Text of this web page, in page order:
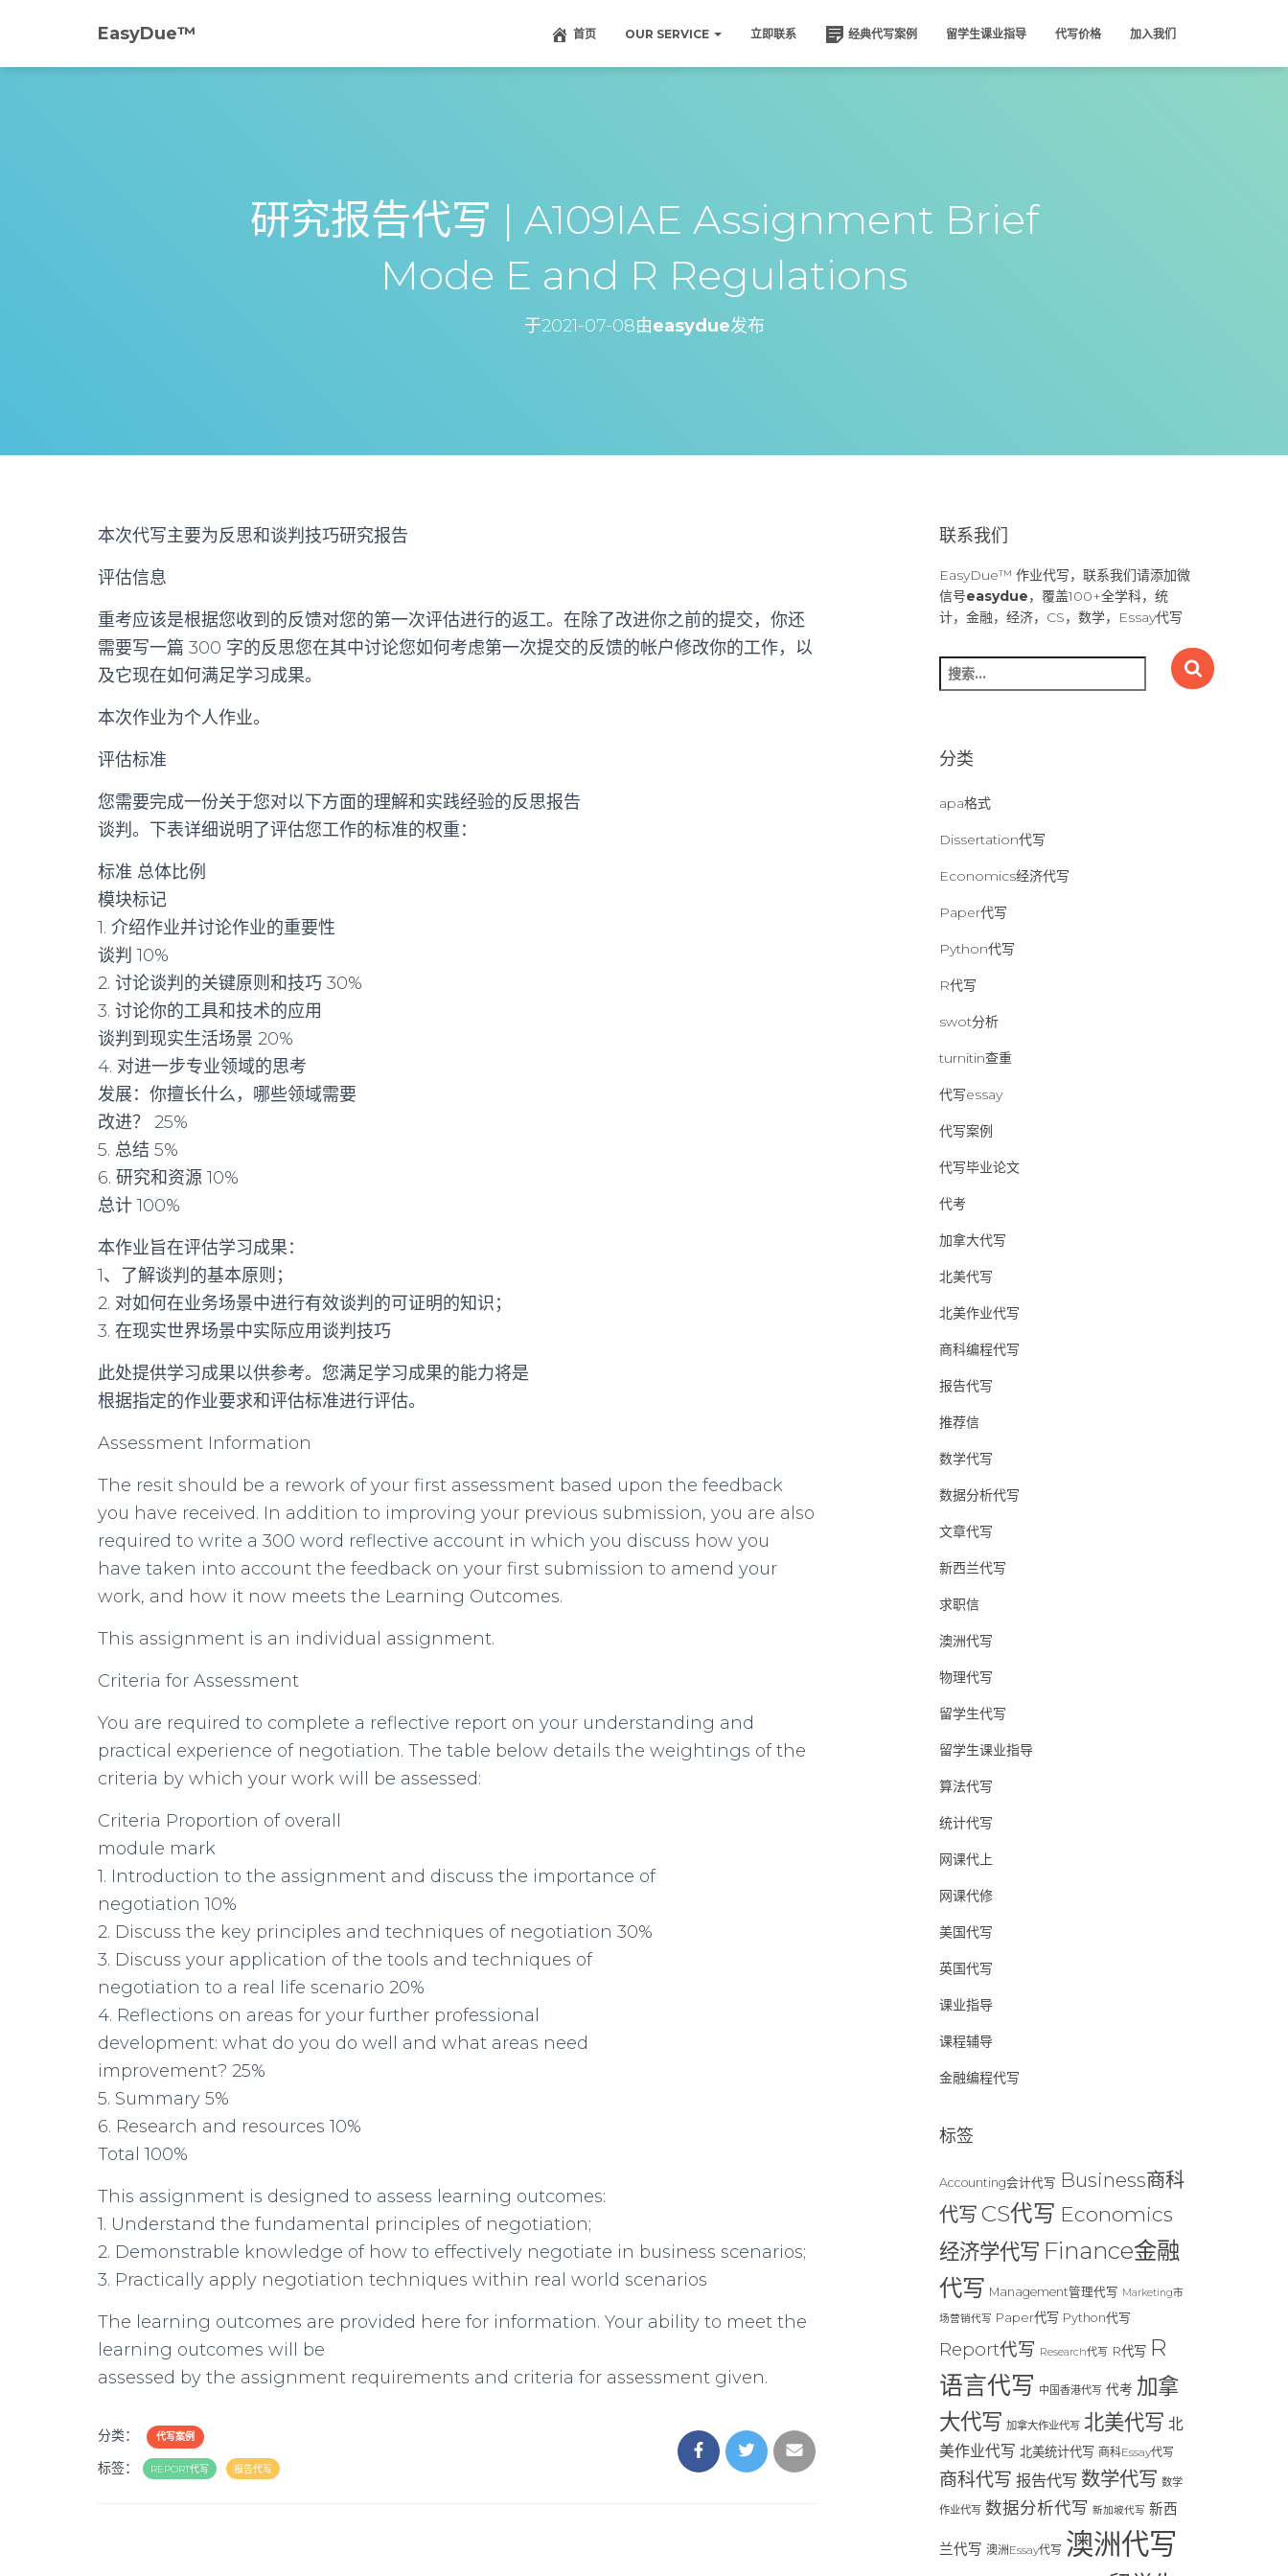
EasyDue™️ 首页 OUR SERVICE 立即联系 经典代写案例 留学生课业指导 代写价格 加入我们
研究报告代写 | A109IAE Assignment Brief
Mode E and R Regulations
于2021-07-08由easydue发布
本次代写主要为反思和谈判技巧研究报告
评估信息
重考应该是根据您收到的反馈对您的第一次评估进行的返工。在除了改进你之前的提交，你还
需要写一篇 300 字的反思您在其中讨论您如何考虑第一次提交的反馈的帐户修改你的工作，以
及它现在如何满足学习成果。
本次作业为个人作业。
评估标准
您需要完成一份关于您对以下方面的理解和实践经验的反思报告
谈判。下表详细说明了评估您工作的标准的权重：
标准 总体比例
模块标记
1. 介绍作业并讨论作业的重要性
谈判 10%
2. 讨论谈判的关键原则和技巧 30%
3. 讨论你的工具和技术的应用
谈判到现实生活场景 20%
4. 对进一步专业领域的思考
发展：你擅长什么，哪些领域需要
改进？ 25%
5. 总结 5%
6. 研究和资源 10%
总计 100%
本作业旨在评估学习成果：
1、了解谈判的基本原则；
2. 对如何在业务场景中进行有效谈判的可证明的知识；
3. 在现实世界场景中实际应用谈判技巧
此处提供学习成果以供参考。您满足学习成果的能力将是
根据指定的作业要求和评估标准进行评估。
Assessment Information
The resit should be a rework of your first assessment based upon the feedback
you have received. In addition to improving your previous submission, you are also
required to write a 300 word reflective account in which you discuss how you
have taken into account the feedback on your first submission to amend your
work, and how it now meets the Learning Outcomes.
This assignment is an individual assignment.
Criteria for Assessment
You are required to complete a reflective report on your understanding and
practical experience of negotiation. The table below details the weightings of the
criteria by which your work will be assessed:
Criteria Proportion of overall
module mark
1. Introduction to the assignment and discuss the importance of
negotiation 10%
2. Discuss the key principles and techniques of negotiation 30%
3. Discuss your application of the tools and techniques of
negotiation to a real life scenario 20%
4. Reflections on areas for your further professional
development: what do you do well and what areas need
improvement? 25%
5. Summary 5%
6. Research and resources 10%
Total 100%
This assignment is designed to assess learning outcomes:
1. Understand the fundamental principles of negotiation;
2. Demonstrable knowledge of how to effectively negotiate in business scenarios;
3. Practically apply negotiation techniques within real world scenarios
The learning outcomes are provided here for information. Your ability to meet the
learning outcomes will be
assessed by the assignment requirements and criteria for assessment given.
分类： 代写案例
标签： REPORT代写 报告代写
联系我们
EasyDue™ 作业代写，联系我们请添加微
信号easydue，覆盖100+全学科，统
计，金融，经济，CS，数学，Essay代写
搜
索
分类
apa格式
Dissertation代写
Economics经济代写
Paper代写
Python代写
R代写
swot分析
turnitin查重
代写essay
代写案例
代写毕业论文
代考
加拿大代写
北美代写
北美作业代写
商科编程代写
报告代写
推荐信
数学代写
数据分析代写
文章代写
新西兰代写
求职信
澳洲代写
物理代写
留学生代写
留学生课业指导
算法代写
统计代写
网课代上
网课代修
美国代写
英国代写
课业指导
课程辅导
金融编程代写
标签
Accounting会计代写 Business商科
代写 CS代写 Economics
经济学代写 Finance金融
代写 Management管理代写 Marketing市
场营销代写 Paper代写 Python代写
Report代写 Research代写 R代写 R
语言代写 中国香港代写 代考 加拿
大代写 加拿大作业代写 北美代写 北
美作业代写 北美统计代写 商科Essay代写
商科代写 报告代写 数学代写 数学
作业代写 数据分析代写 新加坡代写 新西
兰代写 澳洲Essay代写 澳洲代写